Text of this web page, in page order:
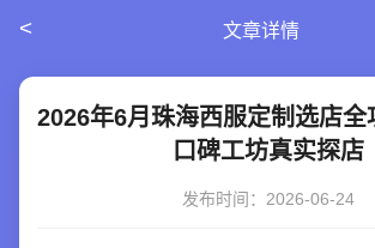
< 文章详情
2026年6月珠海西服定制选店全
口碑工坊真实探店
发布时间：2026-06-24